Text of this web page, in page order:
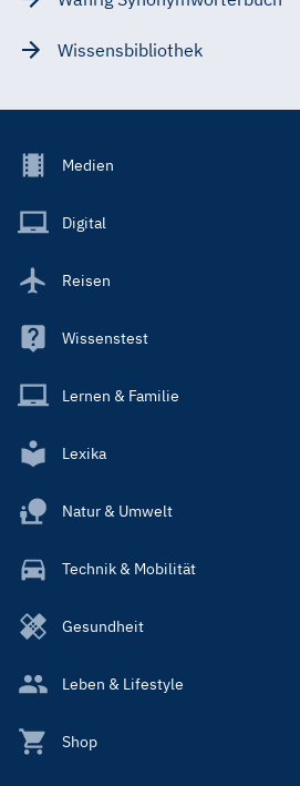
Wissensbibliothek
Footer
Main
Medien
Digital
Reisen
Wissenstest
Lernen & Familie
Lexika
Natur & Umwelt
Technik & Mobilität
Gesundheit
Leben & Lifestyle
Shop